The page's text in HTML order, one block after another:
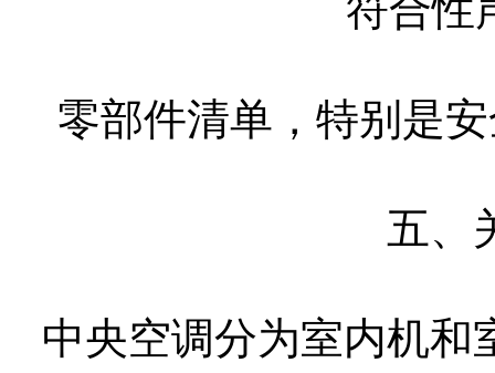
零部件清单，特别是
五、
中央空调分为室内机和